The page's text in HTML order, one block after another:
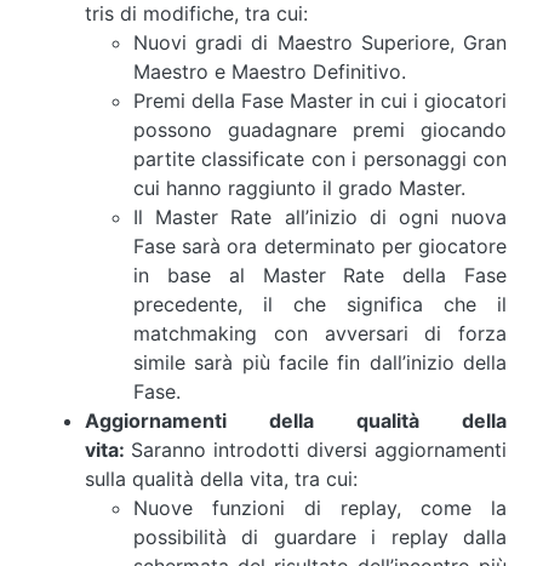
tris di modifiche, tra cui:
Nuovi gradi di Maestro Superiore, Gran
Maestro e Maestro Definitivo.
Premi della Fase Master in cui i giocatori
possono guadagnare premi giocando
partite classificate con i personaggi con
cui hanno raggiunto il grado Master.
Il Master Rate all’inizio di ogni nuova
Fase sarà ora determinato per giocatore
in base al Master Rate della Fase
precedente, il che significa che il
matchmaking con avversari di forza
simile sarà più facile fin dall’inizio della
Fase.
Aggiornamenti della qualità della
vita: Saranno introdotti diversi aggiornamenti
sulla qualità della vita, tra cui:
Nuove funzioni di replay, come la
possibilità di guardare i replay dalla